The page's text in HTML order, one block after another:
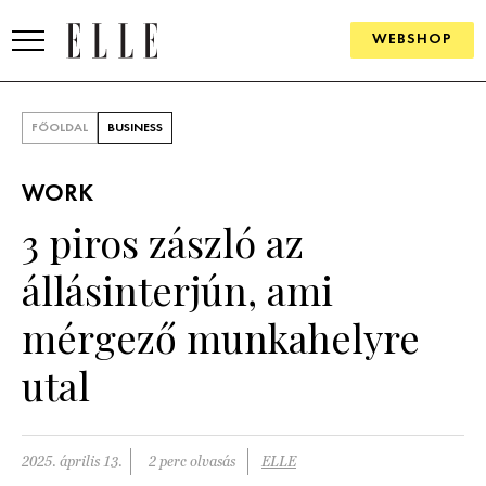
WEBSHOP
SZÉPSÉG
PÁRKAPCSOLAT
FŐOLDAL BUSINESS
WORK
3 piros zászló az
állásinterjún, ami
mérgező munkahelyre
utal
2025. április 13. 2 perc olvasás ELLE